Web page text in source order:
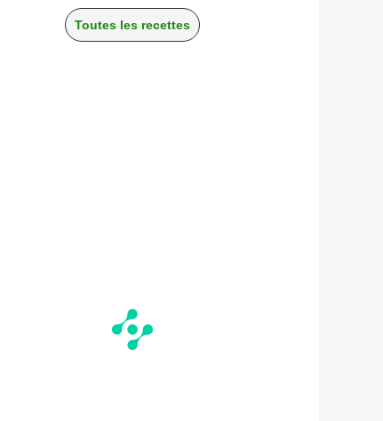
Toutes les recettes